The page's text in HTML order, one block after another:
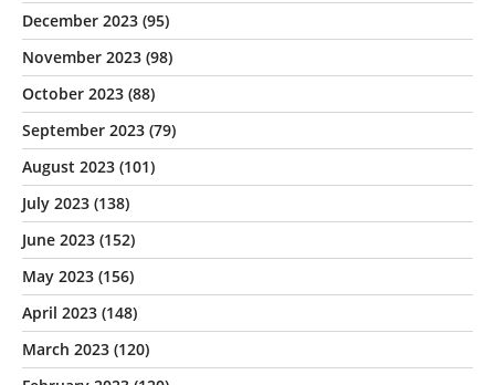
December 2023 (95)
November 2023 (98)
October 2023 (88)
September 2023 (79)
August 2023 (101)
July 2023 (138)
June 2023 (152)
May 2023 (156)
April 2023 (148)
March 2023 (120)